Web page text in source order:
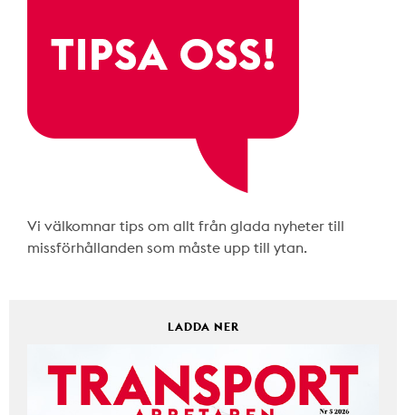
Vi välkomnar tips om allt från glada nyheter till
missförhållanden som måste upp till ytan.
LADDA NER